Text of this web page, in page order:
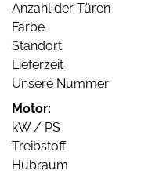
Anzahl der Türen
Farbe
Standort
Lieferzeit
Unsere Nummer
Motor:
kW / PS
Treibstoff
Hubraum